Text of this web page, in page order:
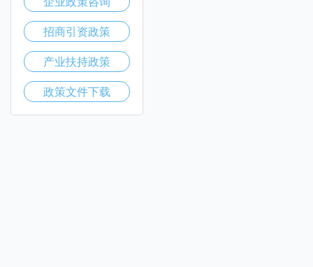
招商引资政策
产业扶持政策
政策文件下载